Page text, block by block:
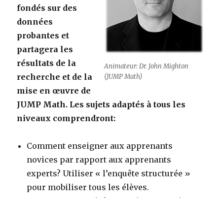
Animateur: Dr. John Mighton
(JUMP Math)
fondés sur des
données
probantes et
partagera les
résultats de la
recherche et de la
mise en œuvre de
JUMP Math. Les sujets adaptés à tous les
niveaux comprendront:
Comment enseigner aux apprenants
novices par rapport aux apprenants
experts? Utiliser « l’enquête structurée »
pour mobiliser tous les élèves.